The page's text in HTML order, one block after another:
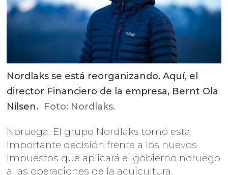
Nordlaks se está reorganizando. Aquí, el
director Financiero de la empresa, Bernt Ola
Nilsen. Foto: Nordlaks.
Noruega: El grupo Nordlaks tomó esta
importante decisión frente a los nuevos
impuestos que aplicará el gobierno noruego
a las operaciones de la acuicultura.